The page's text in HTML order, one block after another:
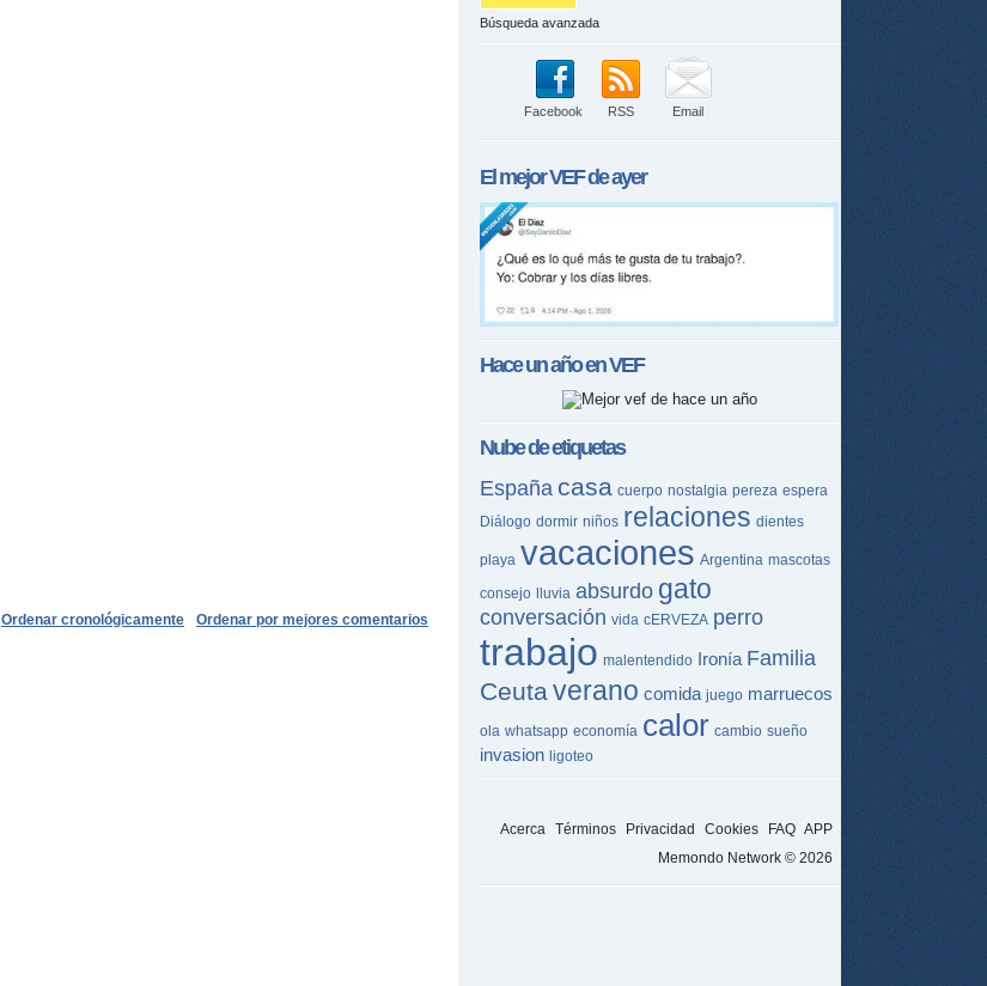
Ordenar por mejores comentarios
Ordenar cronológicamente
Búsqueda avanzada
Facebook RSS Email
El mejorVEFde ayer
Hace un año enVEF
Nube de etiquetas
España casa cuerpo nostalgia pereza espera
Diálogo dormir niños relaciones dientes
playa vacaciones Argentina mascotas
consejo lluvia absurdo gato
conversación vida cERVEZA perro
trabajo malentendido Ironía Familia
Ceuta verano comida juego marruecos
ola whatsapp economía calor cambio sueño
invasion ligoteo
Acerca Términos Privacidad Cookies FAQ APP
Memondo Network © 2026